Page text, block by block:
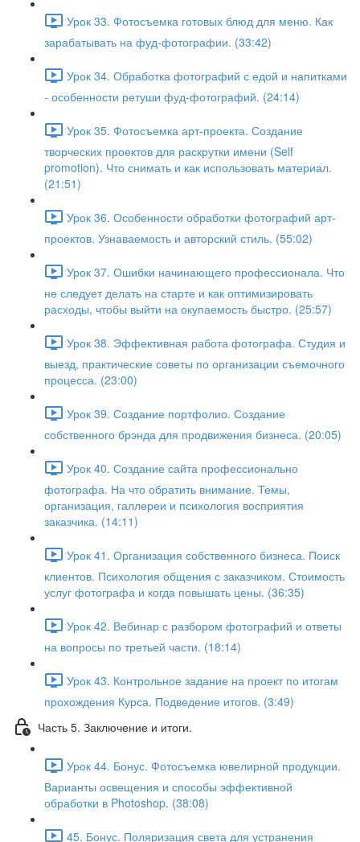
Урок 33. Фотосъемка готовых блюд для меню. Как
зарабатывать на фуд-фотографии. (33:42)
Урок 34. Обработка фотографий с едой и напитками
- особенности ретуши фуд-фотографий. (24:14)
Урок 35. Фотосъемка арт-проекта. Создание
творческих проектов для раскрутки имени (Self
promotion). Что снимать и как использовать материал.
(21:51)
Урок 36. Особенности обработки фотографий арт-
проектов. Узнаваемость и авторский стиль. (55:02)
Урок 37. Ошибки начинающего профессионала. Что
не следует делать на старте и как оптимизировать
расходы, чтобы выйти на окупаемость быстро. (25:57)
Урок 38. Эффективная работа фотографа. Студия и
выезд, практические советы по организации съемочного
процесса. (23:00)
Урок 39. Создание портфолио. Создание
собственного брэнда для продвижения бизнеса. (20:05)
Урок 40. Создание сайта профессионально
фотографа. На что обратить внимание. Темы,
организация, галлереи и психология восприятия
заказчика. (14:11)
Урок 41. Организация собственного бизнеса. Поиск
клиентов. Психология общения с заказчиком. Стоимость
услуг фотографа и когда повышать цены. (36:35)
Урок 42. Вебинар с разбором фотографий и ответы
на вопросы по третьей части. (18:14)
Урок 43. Контрольное задание на проект по итогам
прохождения Курса. Подведение итогов. (3:49)
Часть 5. Заключение и итоги.
Урок 44. Бонус. Фотосъемка ювелирной продукции.
Варианты освещения и способы эффективной
обработки в Photoshop. (38:08)
45. Бонус. Поляризация света для устранения